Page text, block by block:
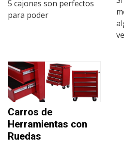
5 cajones son perfectos
para poder
Carros de
Herramientas con
Ruedas